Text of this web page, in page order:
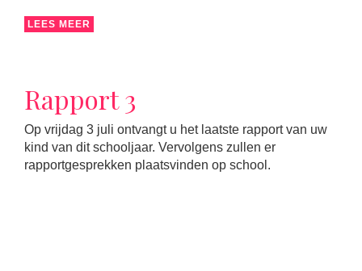
LEES MEER
Rapport 3
Op vrijdag 3 juli ontvangt u het laatste rapport van uw
kind van dit schooljaar. Vervolgens zullen er
rapportgesprekken plaatsvinden op school.